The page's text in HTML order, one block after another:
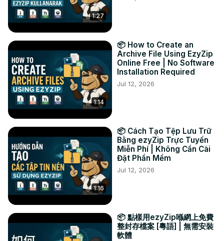
aprire direttamente nel browser. Questa opzione è
disponibile solo per alcuni tipi di file.
#estrai #apri #bz2
TWITTER: https://twitter.com/ezyZip
FACEBOOK: https://www.facebook.com/ezyzip/
1:27
1:14
📦 How to Create an
Archive File Using EzyZip
Online Free | No Software
Installation Required
Jul 12, 2026
1:16
📦 Cách Tạo Tệp Lưu Trữ
Bằng ezyZip Trực Tuyến
Miễn Phí | Không Cần Cài
Đặt Phần Mềm
Jul 12, 2026
📦 點樣用ezyZip喺網上免費
整封存檔案 [粵語] | 無需安裝
軟體